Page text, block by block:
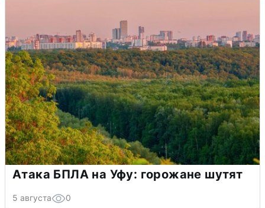
Атака БПЛА на Уфу: горожане шутят
5 августа 0